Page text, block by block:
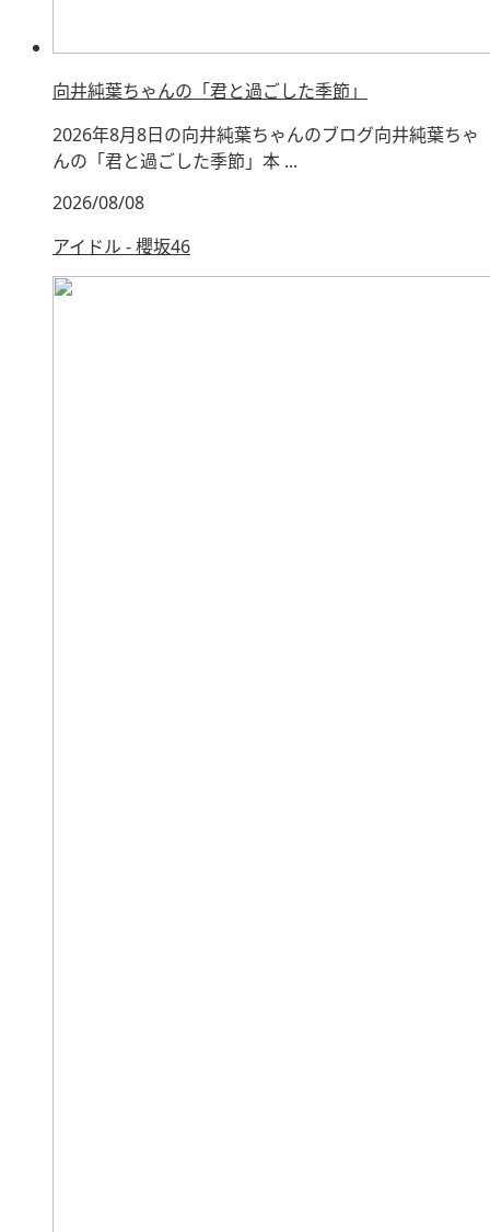
向井純葉ちゃんの「君と過ごした季節」
2026年8月8日の向井純葉ちゃんのブログ向井純葉ちゃ
んの「君と過ごした季節」本 ...
2026/08/08
アイドル - 櫻坂46